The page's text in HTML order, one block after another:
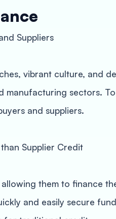
Suppliers
vibrant culture, and
sectors.
and suppliers.
Supplier Credit
them to finance
and easily secure